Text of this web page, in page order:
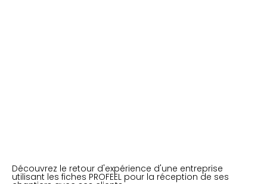
Découvrez le retour d'expérience d'une entreprise
utilisant les fiches PROFEEL pour la réception de ses